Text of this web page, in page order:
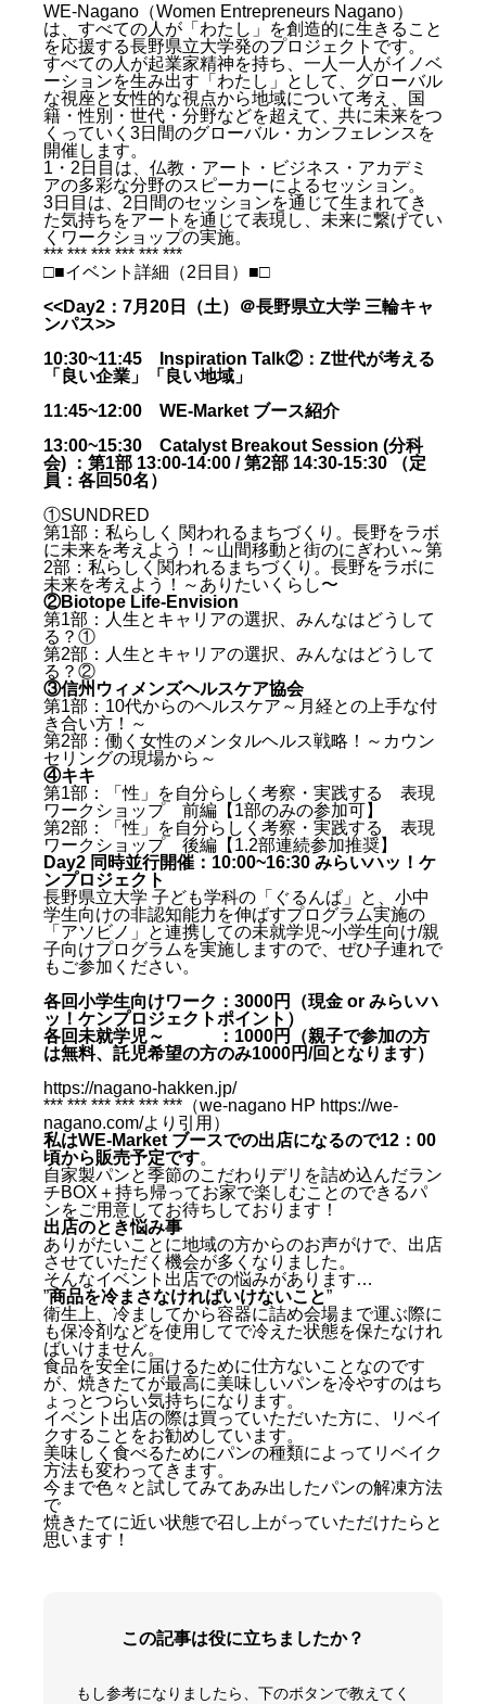
WE-Nagano（Women Entrepreneurs Nagano）
は、すべての人が「わたし」を創造的に生きること
を応援する長野県立大学発のプロジェクトです。
すべての人が起業家精神を持ち、一人一人がイノベ
ーションを生み出す「わたし」として、グローバル
な視座と女性的な視点から地域について考え、国
籍・性別・世代・分野などを超えて、共に未来をつ
くっていく3日間のグローバル・カンフェレンスを
開催します。
1・2日目は、仏教・アート・ビジネス・アカデミ
アの多彩な分野のスピーカーによるセッション。
3日目は、2日間のセッションを通じて生まれてき
た気持ちをアートを通じて表現し、未来に繋げてい
くワークショップの実施。
*** *** *** *** *** ***
□■イベント詳細（2日目）■□
<<Day2：7月20日（土）＠長野県立大学 三輪キャ
ンパス>>
10:30~11:45 Inspiration Talk②：Z世代が考える
「良い企業」「良い地域」
11:45~12:00 WE-Market ブース紹介
13:00~15:30 Catalyst Breakout Session (分科
会)
：第1部 13:00-14:00 / 第2部 14:30-15:30 （定
員：各回50名）
①SUNDRED
第1部：私らしく 関われるまちづくり。長野をラボ
に未来を考えよう！～山間移動と街のにぎわい～第
2部：私らしく関われるまちづくり。長野をラボに
未来を考えよう！～ありたいくらし〜
②Biotope Life-Envision
第1部：人生とキャリアの選択、みんなはどうして
る？①
第2部：人生とキャリアの選択、みんなはどうして
る？②
③信州ウィメンズヘルスケア協会
第1部：10代からのヘルスケア～月経との上手な付
き合い方！～
第2部：働く女性のメンタルヘルス戦略！～カウン
セリングの現場から～
④キキ
第1部：「性」を自分らしく考察・実践する 表現
ワークショップ 前編【1部のみの参加可】
第2部：「性」を自分らしく考察・実践する 表現
ワークショップ 後編【1.2部連続参加推奨】
Day2 同時並行開催：10:00~16:30 みらいハッ！ケ
ンプロジェクト
長野県立大学 子ども学科の「ぐるんぱ」と、小中
学生向けの非認知能力を伸ばすプログラム実施の
「アソビノ」と連携しての未就学児~小学生向け/親
子向けプログラムを実施しますので、ぜひ子連れで
もご参加ください。
各回小学生向けワーク：3000円（現金 or みらいハ
ッ！ケンプロジェクトポイント）
各回未就学児～ ：1000円（親子で参加の方
は無料、託児希望の方のみ1000円/回となります）
https://nagano-hakken.jp/
*** *** *** *** *** ***（we-nagano HP https://we-
nagano.com/より引用）
私はWE-Market ブースでの出店になるので12：00
頃から販売予定です。
自家製パンと季節のこだわりデリを詰め込んだラン
チBOX＋持ち帰ってお家で楽しむことのできるパ
ンをご用意してお待ちしております！
出店のとき悩み事
ありがたいことに地域の方からのお声がけで、出店
させていただく機会が多くなりました。
そんなイベント出店での悩みがあります…
”商品を冷まさなければいけないこと”
衛生上、冷ましてから容器に詰め会場まで運ぶ際に
も保冷剤などを使用してで冷えた状態を保たなけれ
ばいけません。
食品を安全に届けるために仕方ないことなのです
が、焼きたてが最高に美味しいパンを冷やすのはち
ょっとつらい気持ちになります。
イベント出店の際は買っていただいた方に、リベイ
クすることをお勧めしています。
美味しく食べるためにパンの種類によってリベイク
方法も変わってきます。
今まで色々と試してみてあみ出したパンの解凍方法
で
焼きたてに近い状態で召し上がっていただけたらと
思います！
この記事は役に立ちましたか？
もし参考になりましたら、下のボタンで教えてく
WE-Nagano Global Conference 2024 イベントのご紹介
出店のとき悩み事